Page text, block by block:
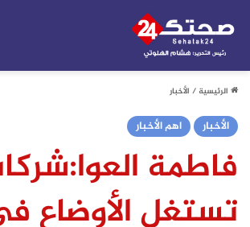
الرئيسية/ الأخبار
الأخبار اهم الأخبار
فاطمة
تستغل الأوضاع